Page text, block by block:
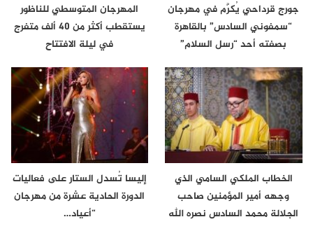
جورج قرداحي يُكرَّم في مهرجان
“سمفوني السادس” بالقاهرة
بصفته أحد “رسل السلام”
المهرجان المتوسطي للناظور
يستقطب أكثر من 40 ألف متفرج
في ليلة الافتتاح
الخطاب الملكي السامي الذي
وجهه أمير المؤمنين صاحب
الجلالة محمد السادس نصره الله
إليسا تُسدل الستار على فعاليات
الدورة الحادية عشرة من مهرجان
“أعياد…